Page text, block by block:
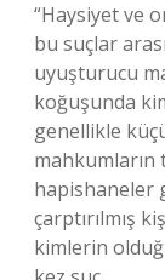
“Haysiyet ve
bu suçlar
uyuşturucu
koğuşunda
genellikle
hapishaneler
çarptırılmış
kimlerin